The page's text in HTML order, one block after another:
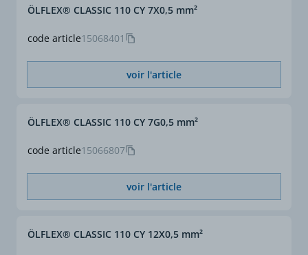
code article15068401
ÖLFLEX® CLASSIC 110 CY 7X0,5 mm²
voir l'article
code article15066807
ÖLFLEX® CLASSIC 110 CY 7G0,5 mm²
voir l'article
ÖLFLEX® CLASSIC 110 CY 12X0,5 mm²